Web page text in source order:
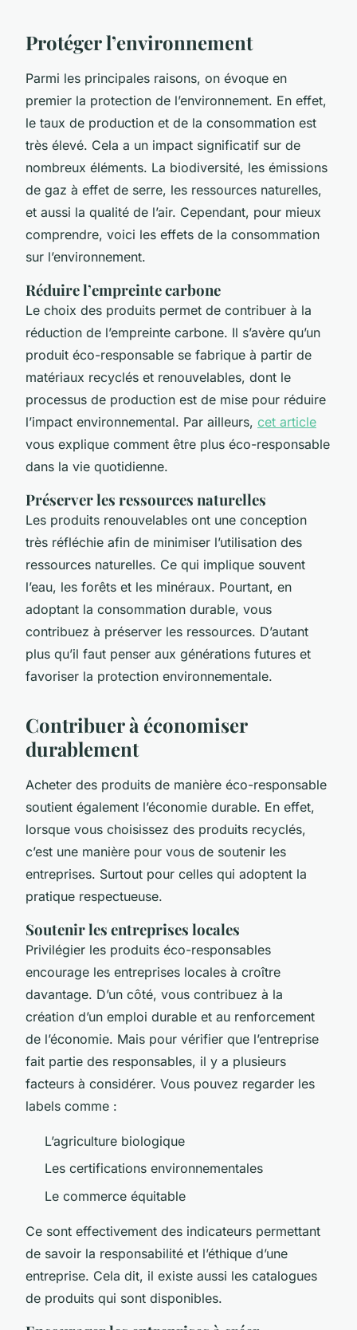
Protéger l’environnement
Parmi les principales raisons, on évoque en
premier la protection de l’environnement. En effet,
le taux de production et de la consommation est
très élevé. Cela a un impact significatif sur de
nombreux éléments. La biodiversité, les émissions
de gaz à effet de serre, les ressources naturelles,
et aussi la qualité de l’air. Cependant, pour mieux
comprendre, voici les effets de la consommation
sur l’environnement.
Réduire l’empreinte carbone
Le choix des produits permet de contribuer à la
réduction de l’empreinte carbone. Il s’avère qu’un
produit éco-responsable se fabrique à partir de
matériaux recyclés et renouvelables, dont le
processus de production est de mise pour réduire
l’impact environnemental. Par ailleurs, cet article
vous explique comment être plus éco-responsable
dans la vie quotidienne.
Préserver les ressources naturelles
Les produits renouvelables ont une conception
très réfléchie afin de minimiser l’utilisation des
ressources naturelles. Ce qui implique souvent
l’eau, les forêts et les minéraux. Pourtant, en
adoptant la consommation durable, vous
contribuez à préserver les ressources. D’autant
plus qu’il faut penser aux générations futures et
favoriser la protection environnementale.
Contribuer à économiser
durablement
Acheter des produits de manière éco-responsable
soutient également l’économie durable. En effet,
lorsque vous choisissez des produits recyclés,
c’est une manière pour vous de soutenir les
entreprises. Surtout pour celles qui adoptent la
pratique respectueuse.
Soutenir les entreprises locales
Privilégier les produits éco-responsables
encourage les entreprises locales à croître
davantage. D’un côté, vous contribuez à la
création d’un emploi durable et au renforcement
de l’économie. Mais pour vérifier que l’entreprise
fait partie des responsables, il y a plusieurs
facteurs à considérer. Vous pouvez regarder les
labels comme :
L’agriculture biologique
Les certifications environnementales
Le commerce équitable
Ce sont effectivement des indicateurs permettant
de savoir la responsabilité et l’éthique d’une
entreprise. Cela dit, il existe aussi les catalogues
de produits qui sont disponibles.